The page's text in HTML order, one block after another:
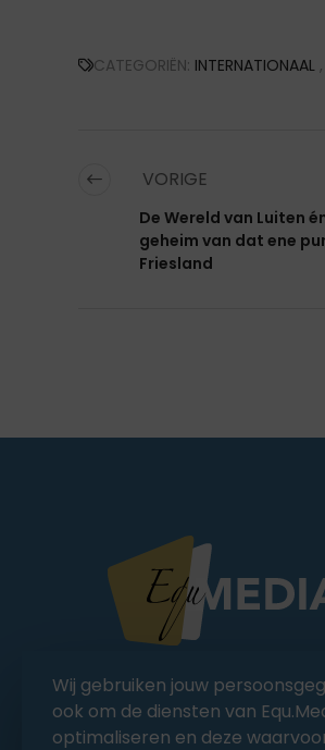
CATEGORIËN: INTERNATIONAAL ,
VORIGE
De Wereld van Luiten
geheim van dat ene
Friesland
You Ride it We Write it,
Equestrian news
Wij gebruiken jouw
ook om de diensten van
optimaliseren en deze